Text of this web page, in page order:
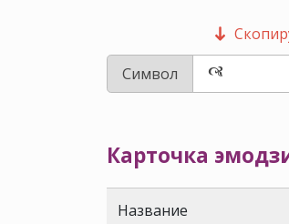
Символ
Карточка
Название